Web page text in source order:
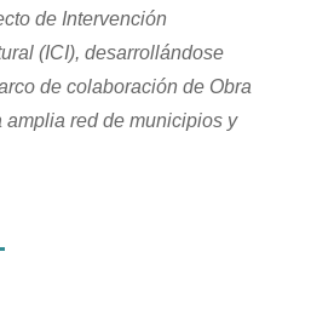
de Intervención
(ICI), desarrollándose
de colaboración de Obra
red de municipios y